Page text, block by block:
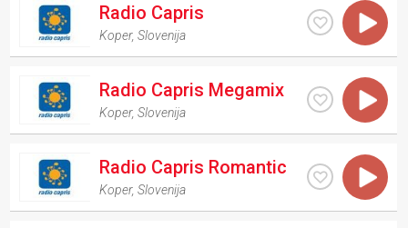
Radio Capris
Koper,Slovenija
Radio Capris Megamix
Koper,Slovenija
Radio Capris Romantic
Koper,Slovenija